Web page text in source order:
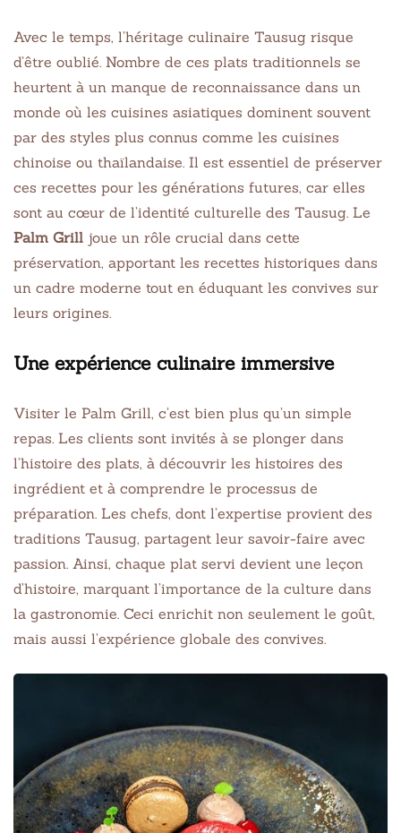
Avec le temps, l’héritage culinaire Tausug risque
d’être oublié. Nombre de ces plats traditionnels se
heurtent à un manque de reconnaissance dans un
monde où les cuisines asiatiques dominent souvent
par des styles plus connus comme les cuisines
chinoise ou thaïlandaise. Il est essentiel de préserver
ces recettes pour les générations futures, car elles
sont au cœur de l’identité culturelle des Tausug. Le
Palm Grill joue un rôle crucial dans cette
préservation, apportant les recettes historiques dans
un cadre moderne tout en éduquant les convives sur
leurs origines.
Une expérience culinaire immersive
Visiter le Palm Grill, c’est bien plus qu’un simple
repas. Les clients sont invités à se plonger dans
l’histoire des plats, à découvrir les histoires des
ingrédient et à comprendre le processus de
préparation. Les chefs, dont l’expertise provient des
traditions Tausug, partagent leur savoir-faire avec
passion. Ainsi, chaque plat servi devient une leçon
d’histoire, marquant l’importance de la culture dans
la gastronomie. Ceci enrichit non seulement le goût,
mais aussi l’expérience globale des convives.